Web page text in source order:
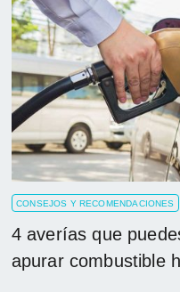
CONSEJOS Y RECOMENDACIONES
4 averías que
apurar combustible